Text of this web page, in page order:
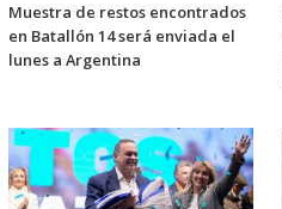
Muestra de restos encontrados
en Batallón 14 será enviada el
lunes a Argentina